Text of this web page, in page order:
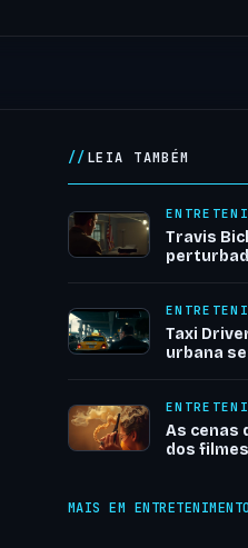
LEIA TAMBÉM
Travis
Taxi
urbana
As cenas
dos
MAIS EM ENTRETENIMENTO